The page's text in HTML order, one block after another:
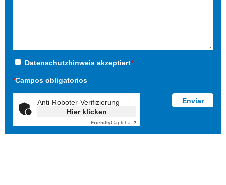
Datenschutzhinweis akzeptiert*
*Campos obligatorios
Anti-Roboter-Verifizierung
Hier klicken
FriendlyCaptcha ⇗